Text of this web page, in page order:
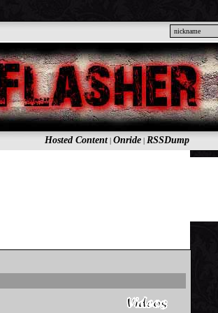
Hosted Content| Onride| RSSDump